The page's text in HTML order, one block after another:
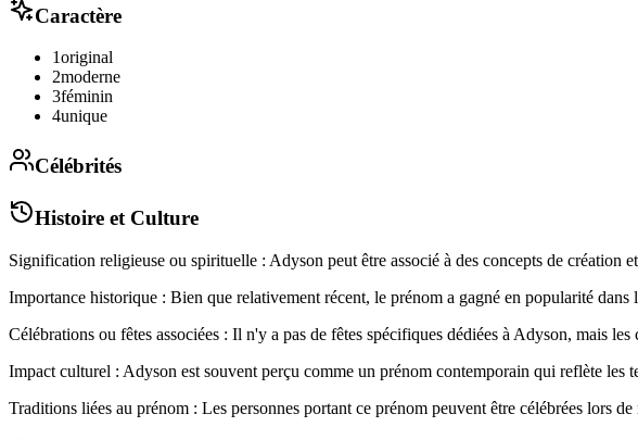
Caractère
1original
2moderne
3féminin
4unique
Célébrités
Histoire et Culture
Signification religieuse ou spirituelle : Adyson peut être associé à des concepts de
Importance historique : Bien que relativement récent, le prénom a gagné en popularité
Célébrations ou fêtes associées : Il n'y a pas de fêtes spécifiques dédiées à Adyson, mais
Impact culturel : Adyson est souvent perçu comme un prénom contemporain qui reflète les
Traditions liées au prénom : Les personnes portant ce prénom peuvent être célébrées lors